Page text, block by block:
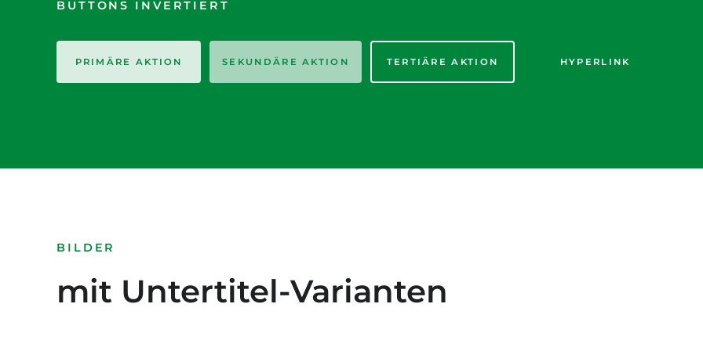
BUTTONS INVERTIERT
PRIMÄRE AKTION SEKUNDÄRE AKTION TERTIÄRE AKTION HYPERLINK
BILDER
mit Untertitel-Varianten